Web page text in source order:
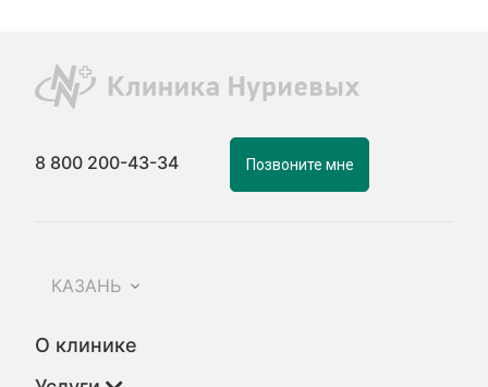
8 800 200-43-34 Позвоните мне
КАЗАНЬ
О клинике